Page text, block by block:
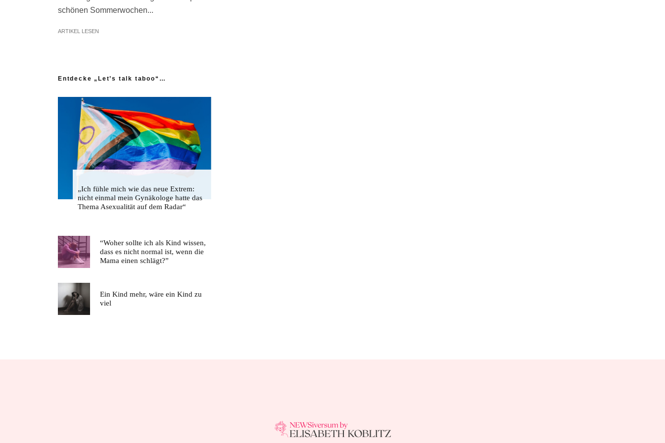
schönen Sommerwochen...
ARTIKEL LESEN
Entdecke „Let’s talk taboo“…
„Ich fühle mich wie das neue Extrem:
nicht einmal mein Gynäkologe hatte das
Thema Asexualität auf dem Radar“
“Woher sollte ich als Kind wissen,
dass es nicht normal ist, wenn die
Mama einen schlägt?”
Ein Kind mehr, wäre ein Kind zu
viel